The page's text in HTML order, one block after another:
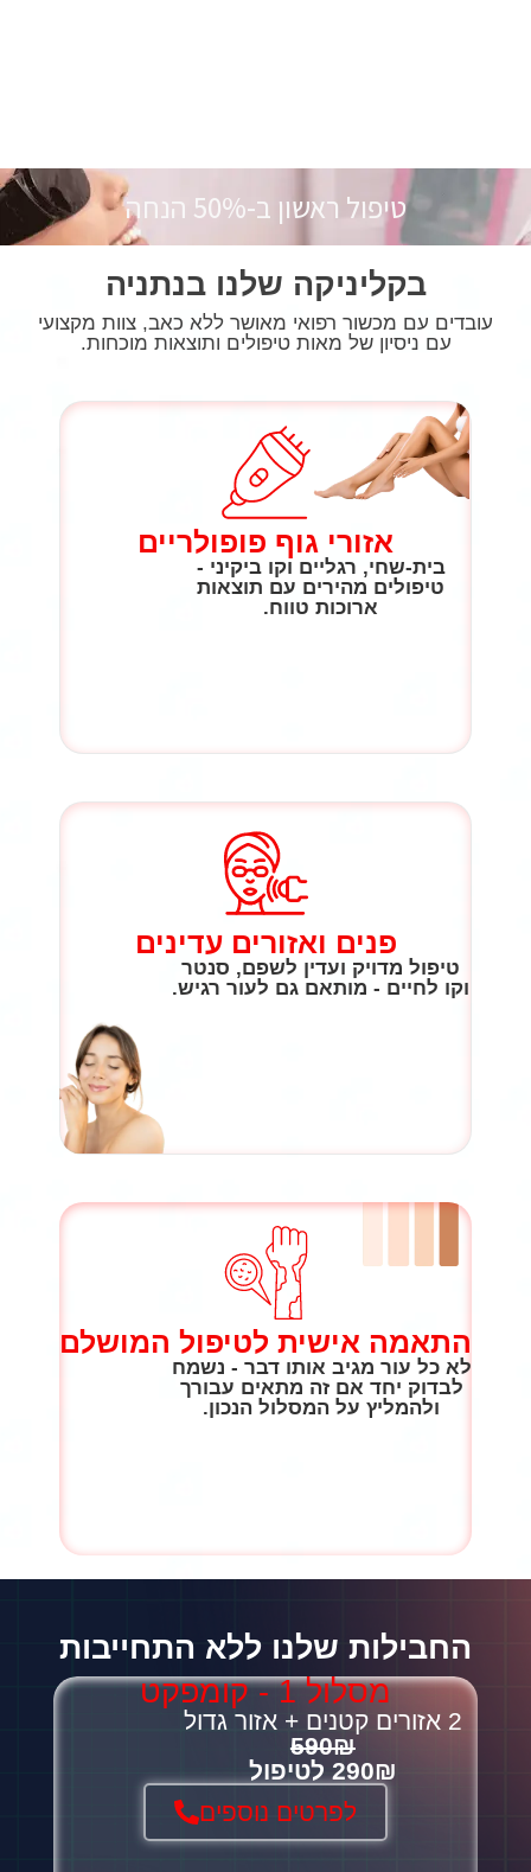
טיפול ראשון ב-50% הנחה
בקליניקה שלנו בנתניה
עובדים עם מכשור רפואי מאושר ללא כאב, צוות מקצועי
עם ניסיון של מאות טיפולים ותוצאות מוכחות.
אזורי גוף פופולריים
בית-שחי, רגליים וקו ביקיני -
טיפולים מהירים עם תוצאות
ארוכות טווח.
פנים ואזורים עדינים
טיפול מדויק ועדין לשפם, סנטר
וקו לחיים - מותאם גם לעור רגיש.
התאמה אישית לטיפול המושלם
לא כל עור מגיב אותו דבר - נשמח
לבדוק יחד אם זה מתאים עבורך
ולהמליץ על המסלול הנכון.
החבילות שלנו ללא התחייבות
מסלול 1 - קומפקט
2 אזורים קטנים + אזור גדול
590₪
290₪ לטיפול
לפרטים נוספים